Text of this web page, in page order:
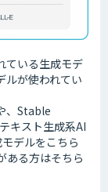
ている生成モデ
ルが使われてい
、Stable
キスト生成系AI
デルをこちら
ある方はそちら